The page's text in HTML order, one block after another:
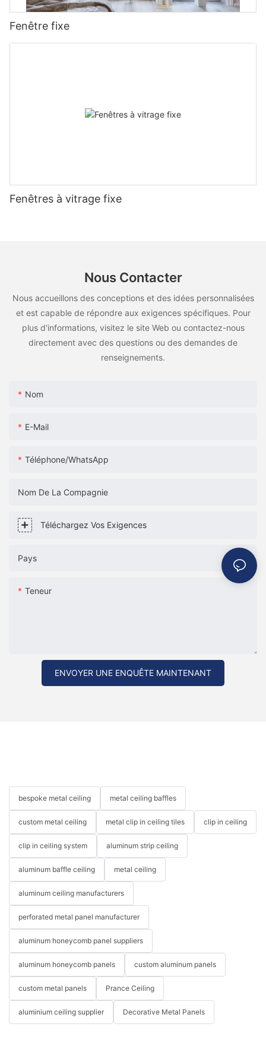
Fenêtre fixe
Fenêtres à vitrage fixe
Nous Contacter
Nous accueillons des conceptions et des idées personnalisées
et est capable de répondre aux exigences spécifiques. Pour
plus d'informations, visitez le site Web ou contactez-nous
directement avec des questions ou des demandes de
renseignements.
Nom
E-Mail
Téléphone/WhatsApp
Nom De La Compagnie
Téléchargez Vos Exigences
Pays
Teneur
ENVOYER UNE ENQUÊTE MAINTENANT
bespoke metal ceiling metal ceiling baffles
custom metal ceiling metal clip in ceiling tiles clip in ceiling
clip in ceiling system aluminum strip ceiling
aluminum baffle ceiling metal ceiling
aluminum ceiling manufacturers
perforated metal panel manufacturer
aluminum honeycomb panel suppliers
aluminum honeycomb panels custom aluminum panels
custom metal panels Prance Ceiling
aluminium ceiling supplier Decorative Metal Panels